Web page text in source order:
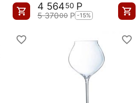
4 56450 Р
5 37000 Р -15%